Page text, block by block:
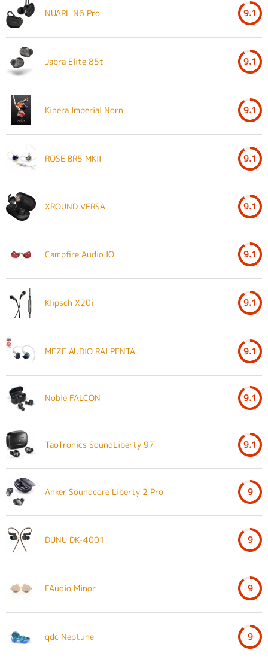
NUARL N6 Pro 9.1
Jabra Elite 85t 9.1
Kinera Imperial Norn 9.1
ROSE BR5 MKII 9.1
XROUND VERSA 9.1
Campfire Audio IO 9.1
Klipsch X20i 9.1
MEZE AUDIO RAI PENTA 9.1
Noble FALCON 9.1
TaoTronics SoundLiberty 97 9.1
Anker Soundcore Liberty 2 Pro 9
DUNU DK-4001 9
FAudio Minor 9
qdc Neptune 9